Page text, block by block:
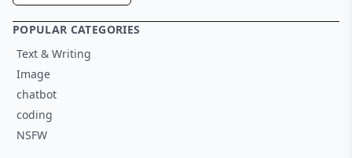
POPULAR CATEGORIES
Text & Writing
Image
chatbot
coding
NSFW